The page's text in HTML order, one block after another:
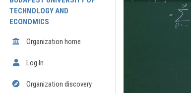
TECHNOLOGY AND
ECONOMICS
Organization home
Log In
Organization discovery